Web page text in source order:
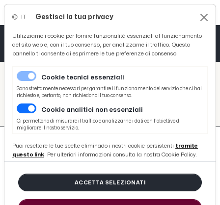
/ Picenotime
/ #giacomo-gattuso
#GIACOMO-GATTUSO
8 ARTICOLI
Gestisci la tua privacy
Utilizziamo i cookie per fornire funzionalità essenziali al funzionamento
del sito web e, con il tuo consenso, per analizzarne il traffico. Questo
pannello ti consente di esprimere le tue preferenze di consenso.
Cookie tecnici essenziali
Sono strettamente necessari per garantire il funzionamento del servizio che ci hai
richiesto e, pertanto, non richiedono il tuo consenso.
Cookie analitici non essenziali
Ci permettono di misurare il traffico e analizzarne i dati con l'obiettivo di
migliorare il nostro servizio.
Puoi resettare le tue scelte eliminado i nostri cookie persistenti tramite
questo link. Per ulteriori informazioni consulta la nostra Cookie Policy.
ACCETTA SELEZIONATI
Tutto News
Tutto Sport
Basket
Ciclismo
Tutto Curiosità